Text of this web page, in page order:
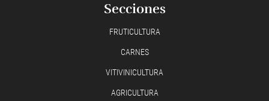
Secciones
FRUTICULTURA
CARNES
VITIVINICULTURA
AGRICULTURA